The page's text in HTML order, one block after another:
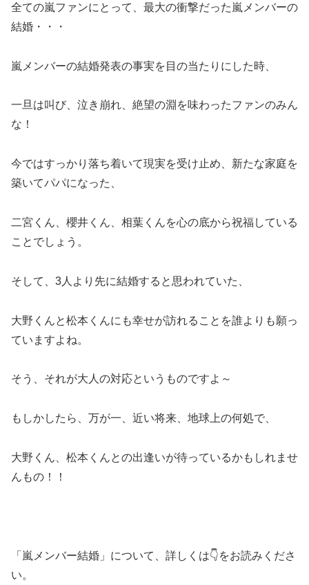
全ての嵐ファンにとって、最大の衝撃だった嵐メンバーの
結婚・・・
嵐メンバーの結婚発表の事実を目の当たりにした時、
一旦は叫び、泣き崩れ、絶望の淵を味わったファンのみん
な！
今ではすっかり落ち着いて現実を受け止め、新たな家庭を
築いてパパになった、
二宮くん、櫻井くん、相葉くんを心の底から祝福している
ことでしょう。
そして、3人より先に結婚すると思われていた、
大野くんと松本くんにも幸せが訪れることを誰よりも願っ
ていますよね。
そう、それが大人の対応というものですよ～
もしかしたら、万が一、近い将来、地球上の何処で、
大野くん、松本くんとの出逢いが待っているかもしれませ
んもの！！
「嵐メンバー結婚」について、詳しくは👇をお読みくださ
い。